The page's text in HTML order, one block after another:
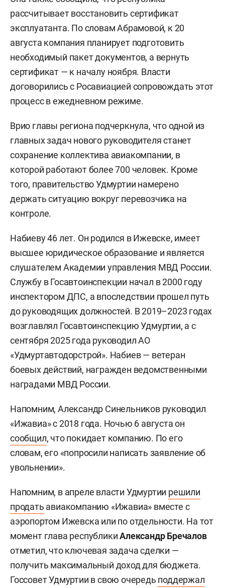
рассчитывает восстановить сертификат
эксплуатанта. По словам Абрамовой, к 20
августа компания планирует подготовить
необходимый пакет документов, а вернуть
сертификат — к началу ноября. Власти
договорились с Росавиацией сопровождать этот
процесс в ежедневном режиме.
Врио главы региона подчеркнула, что одной из
главных задач нового руководителя станет
сохранение коллектива авиакомпании, в
которой работают более 700 человек. Кроме
того, правительство Удмуртии намерено
держать ситуацию вокруг перевозчика на
контроле.
Набиеву 46 лет. Он родился в Ижевске, имеет
высшее юридическое образование и является
слушателем Академии управления МВД России.
Службу в Госавтоинспекции начал в 2000 году
инспектором ДПС, а впоследствии прошел путь
до руководящих должностей. В 2019–2023 годах
возглавлял Госавтоинспекцию Удмуртии, а с
сентября 2025 года руководил АО
«Удмуртавтодорстрой». Набиев — ветеран
боевых действий, награжден ведомственными
наградами МВД России.
Напомним, Александр Синельников руководил
«Ижавиа» с 2018 года. Ночью 6 августа он
сообщил, что покидает компанию. По его
словам, его «попросили написать заявление об
увольнении».
Напомним, в апреле власти Удмуртии решили
продать авиакомпанию «Ижавиа» вместе с
аэропортом Ижевска или по отдельности. На тот
момент глава республикиАлександр Бречалов
отметил, что ключевая задача сделки —
получить максимальный доход для бюджета.
Госсовет Удмуртии в свою очередь поддержал